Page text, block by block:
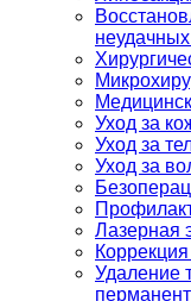
Уход за
Уход за
Уход за
Лазерная
Удаление